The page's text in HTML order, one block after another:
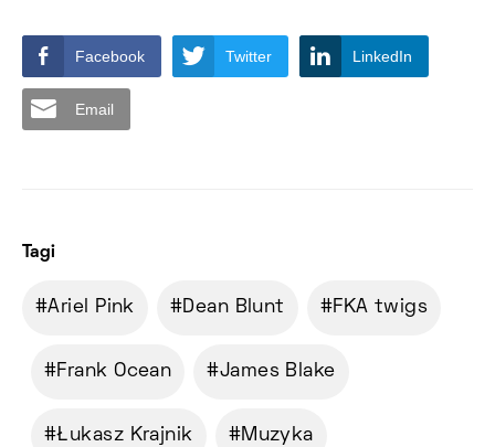
Facebook Twitter LinkedIn
Email
Tagi
Ariel Pink Dean Blunt FKA twigs
Frank Ocean James Blake
Łukasz Krajnik Muzyka